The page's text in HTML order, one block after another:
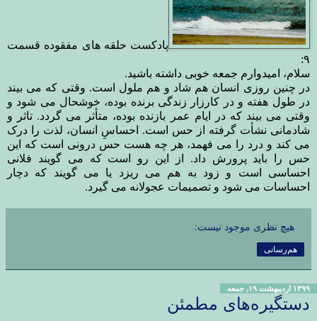
پادکست حلقه های مفقوده قسمت
۹:
سلام، امیدوارم جمعه خوبی داشته باشید.
در چنین روزی انسان هم شاد و هم ملول است. وقتی که می بیند
در طول هفته و در کارزار زندگی برنده بوده، خوشحال می شود و
وقتی می بیند که در ایام عمر
بازنده بوده، متأثر می گردد. تاثر و
شادمانی نشأت گرفته از حس است. احساسِ انسان، لذت را درک
می کند و درد را می فهمد، هر چه هست حس درونی است که این
حس را باید پرورش داد. از این رو است که می گویند فلانی
احساسی است و زود به هم می ریزد یا می گویند که دچار
احساسات می شود و تصمیمات عجولانه می گیرد.
هیچ نظری موجود نیست:
هم‌رسانی
۱۳۹۹ اردیبهشت ۱۹, جمعه
دستگیره‌های مطمئن